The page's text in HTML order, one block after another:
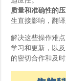
质量和准确性的压
生直接影响，翻
解决这些操作难
学习和更新，以
的密切合作和及